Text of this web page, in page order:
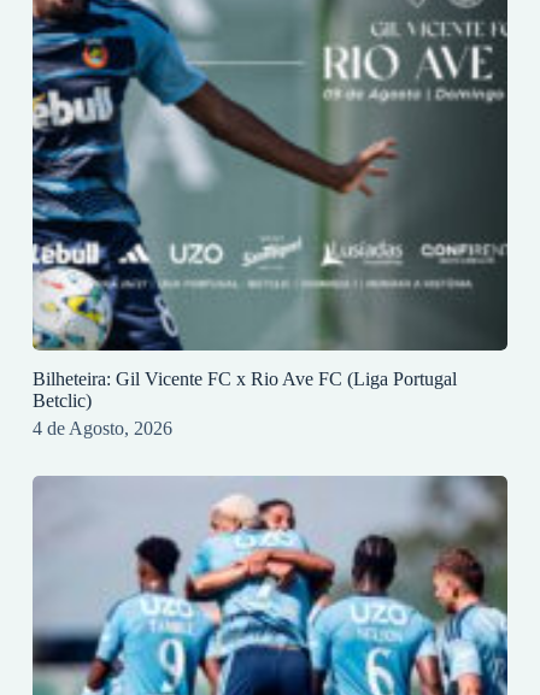
Bilheteira: Gil Vicente FC x Rio Ave FC (Liga Portugal
Betclic)
4 de Agosto, 2026